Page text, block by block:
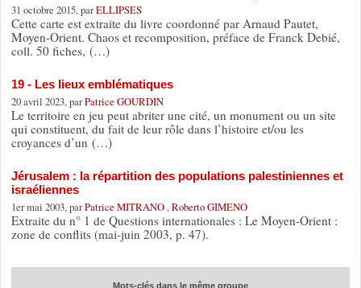
31 octobre 2015, parELLIPSES
Cette carte est extraite du livre coordonné par Arnaud Pautet,
Moyen-Orient. Chaos et recomposition, préface de Franck Debié,
coll. 50 fiches, (…)
19 - Les lieux emblématiques
20 avril 2023, parPatrice GOURDIN
Le territoire en jeu peut abriter une cité, un monument ou un site
qui constituent, du fait de leur rôle dans l’histoire et/ou les
croyances d’un (…)
Jérusalem : la répartition des populations palestiniennes et
israéliennes
1er mai 2003, parPatrice MITRANO , Roberto GIMENO
Extraite du n° 1 de Questions internationales : Le Moyen-Orient :
zone de conflits (mai-juin 2003, p. 47).
Mots-clés dans le même groupe